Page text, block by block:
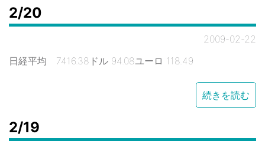
2/20
2009-02-22
日経平均 7416.38ドル 94.08ユーロ 118.49
続きを読む
2/19